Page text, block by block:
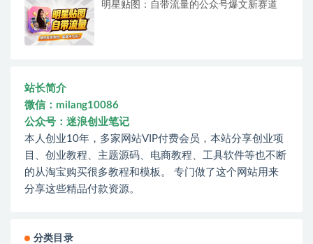
明星贴图：自带流量的公众号爆文新赛道
站长简介
微信：milang10086
公众号：迷浪创业笔记
本人创业10年，多家网站VIP付费会员，本站分享创业项
目、创业教程、主题源码、电商教程、工具软件等也不断
的从淘宝购买很多教程和模板。 专门做了这个网站用来
分享这些精品付款资源。
分类目录